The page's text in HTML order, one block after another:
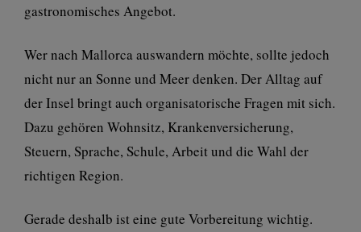
gastronomisches Angebot.
Wer nach Mallorca auswandern möchte, sollte jedoch
nicht nur an Sonne und Meer denken. Der Alltag auf
der Insel bringt auch organisatorische Fragen mit sich.
Dazu gehören Wohnsitz, Krankenversicherung,
Steuern, Sprache, Schule, Arbeit und die Wahl der
richtigen Region.
Gerade deshalb ist eine gute Vorbereitung wichtig.